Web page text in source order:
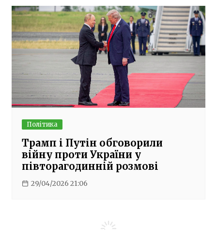
Політика
Трамп і Путін обговорили
війну проти України у
півторагодинній розмові
29/04/2026 21:06